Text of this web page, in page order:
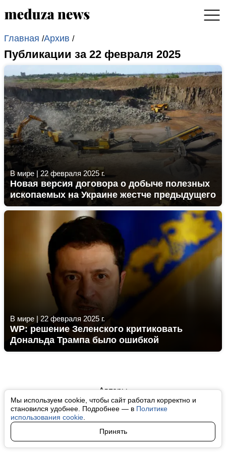
Мы используем cookie, чтобы сайт работал корректно и
становился удобнее. Подробнее — в Политике
использования cookie
Принять
Главная /Архив /
Публикации за 22 февраля 2025
В мире | 22 февраля 2025 г.
Новая версия договора о добыче полезных
ископаемых на Украине жестче предыдущего
В мире |22 февраля 2025 г.
WP: решение Зеленского критиковать
Дональда Трампа было ошибкой
Авторы
О нас
Архив
Условия использования cookie